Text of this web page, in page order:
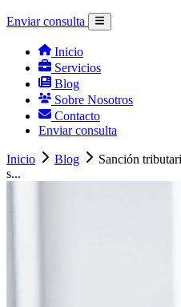
Enviar consulta
Inicio
Servicios
Blog
Sobre Nosotros
Contacto
Enviar consulta
Inicio Blog
Sanción
s...